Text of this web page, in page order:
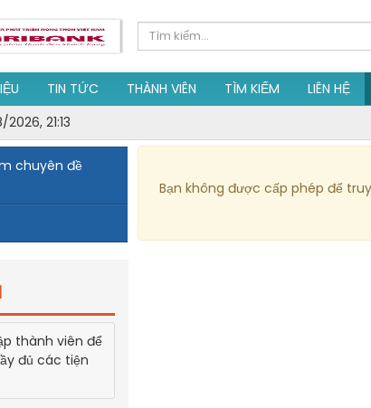
TIN TỨC THÀNH VIÊN TÌM KIẾM LIÊN HỆ
21:13
Bạn không được cấp phép để
chuyên đề
thành viên để
đủ các tiện